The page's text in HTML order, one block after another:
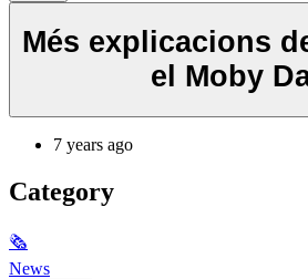
Més explicacions
el Moby
7 years ago
Category
🗞
News